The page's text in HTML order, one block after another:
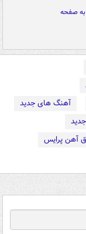
صفحه
آهنگ های جدید
آهن پرایس